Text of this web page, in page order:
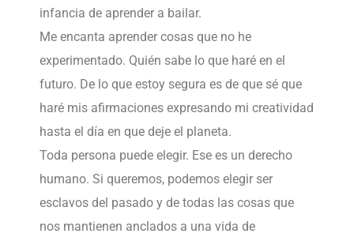
infancia de aprender a bailar.
Me encanta aprender cosas que no he
experimentado. Quién sabe lo que haré en el
futuro. De lo que estoy segura es de que sé que
haré mis afirmaciones expresando mi creatividad
hasta el día en que deje el planeta.
Toda persona puede elegir. Ese es un derecho
humano. Si queremos, podemos elegir ser
esclavos del pasado y de todas las cosas que
nos mantienen anclados a una vida de